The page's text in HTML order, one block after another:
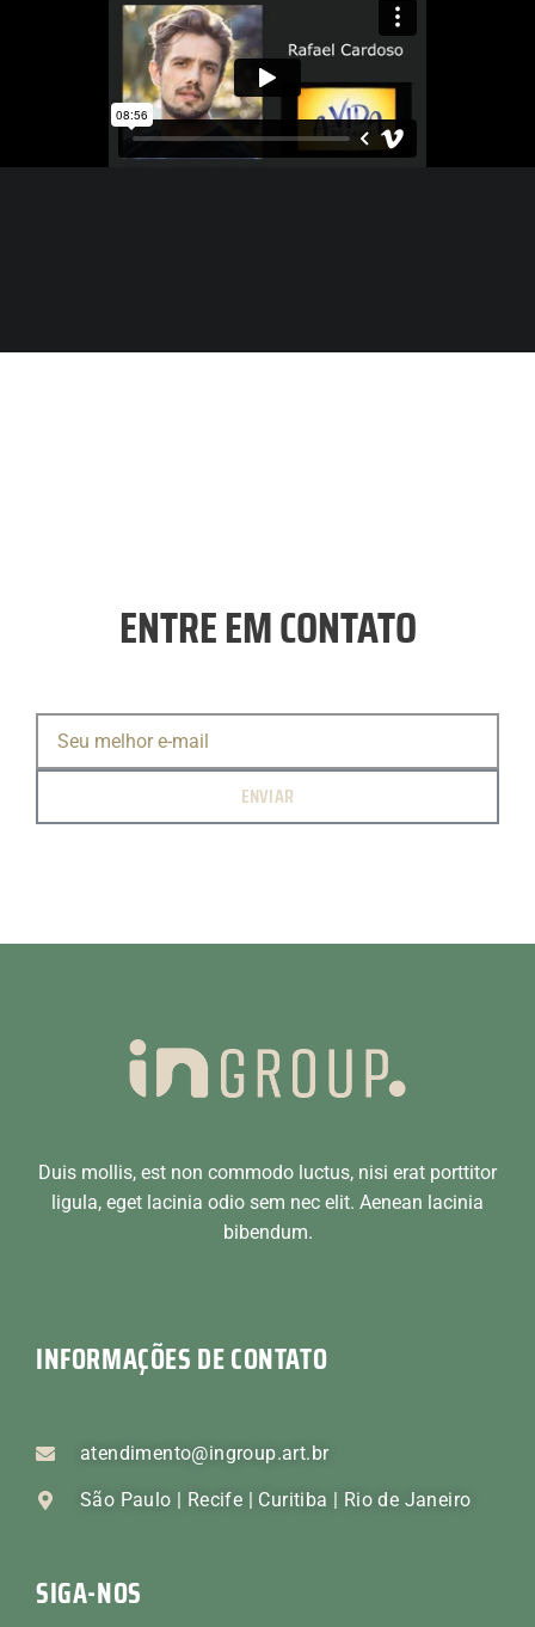
ENTRE EM CONTATO
ENVIAR
Duis mollis, est non commodo luctus, nisi erat porttitor
ligula, eget lacinia odio sem nec elit. Aenean lacinia
bibendum.
INFORMAÇÕES DE CONTATO
atendimento@ingroup.art.br
São Paulo | Recife | Curitiba | Rio de Janeiro
SIGA-NOS